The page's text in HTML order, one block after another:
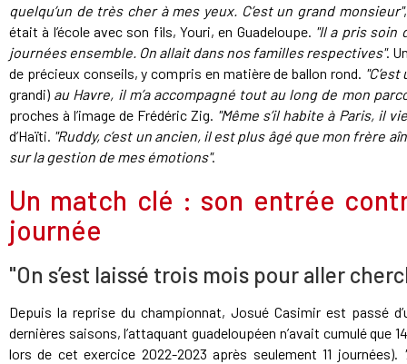
quelqu’un de très cher à mes yeux. C’est un grand monsieur"
était à l’école avec son fils, Youri, en Guadeloupe. "Il a pris soin
journées ensemble. On allait dans nos familles respectives".
de précieux conseils, y compris en matière de ballon rond.
grandi) au Havre, il m’a accompagné tout au long de mon
proches à l’image de Frédéric Zig. "Même s’il habite à Paris, il
d’Haïti. "Ruddy, c’est un ancien, il est plus âgé que mon frère
sur la gestion de mes émotions".
Un match clé : son entrée
journée
"On s’est laissé trois mois pour aller
Depuis la reprise du championnat, Josué Casimir est passé
dernières saisons, l’attaquant guadeloupéen n’avait cumulé que
lors de cet exercice 2022-2023 après seulement 11 journées).